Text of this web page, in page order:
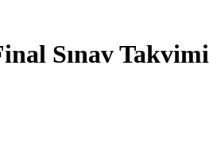
Sınav Takvimi